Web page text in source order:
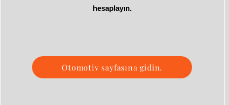
hesaplayın.
Otomotiv sayfasına gidin.